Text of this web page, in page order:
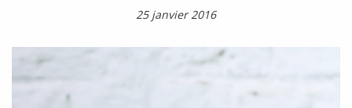
25 janvier 2016